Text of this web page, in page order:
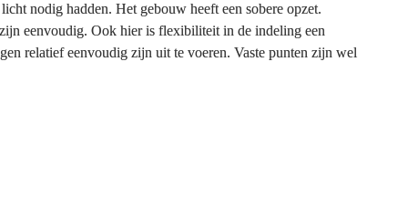
nodig hadden. Het gebouw heeft een sobere opzet.
eenvoudig. Ook hier is flexibiliteit in de indeling een
relatief eenvoudig zijn uit te voeren. Vaste punten zijn wel